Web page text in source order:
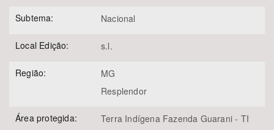
Subtema: Nacional
Local Edição: s.l.
Região:
MG
Resplendor
Área protegida: Terra Indígena Fazenda Guarani - TI